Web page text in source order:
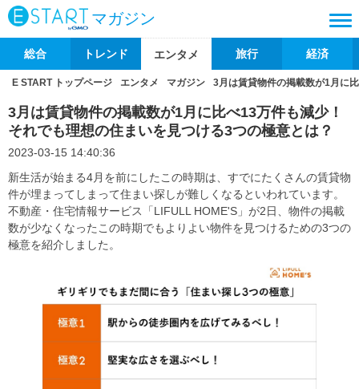
マガジン
総合 トレンド エンタメ 旅行 経済
E START トップページ エンタメ マガジン 3月は賃貸物件の掲載数が1月に
3月は賃貸物件の掲載数が1月に比べ13万件も減少！
それでも理想の住まいを見つける3つの極意とは？
2023-03-15 14:40:36
新生活が始まる4月を前にしたこの時期は、すでにたくさんの賃貸物
件が埋まってしまって住まい探しが難しくなるといわれています。
不動産・住宅情報サービス「LIFULL HOME'S」が2日、物件の掲載
数が少なくなったこの時期でもよりよい物件を見つけるための3つの
極意を紹介しました。